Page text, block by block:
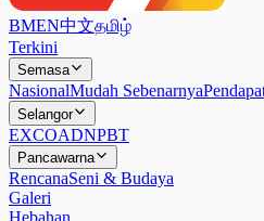
BMEN中文தமிழ்
Terkini
Semasa
NasionalMudah Sebenarnya
Selangor
EXCOADNPBT
Pancawarna
RencanaSeni & Budaya
Galeri